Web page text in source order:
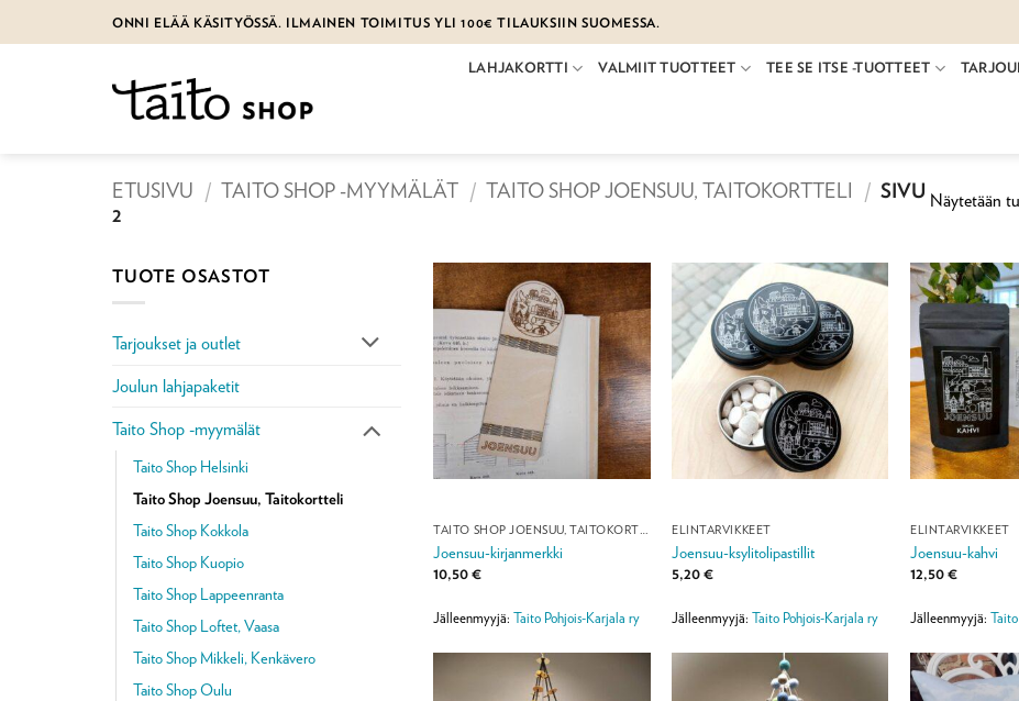
to
ONNI ELÄÄ KÄSITYÖSSÄ. ILMAINEN TOIMITUS YLI 100€ TILAUKSIIN SUOMESSA.
LAHJAKORTTI VALMIIT TUOTTEET TEE SE ITSE -TUOTTEET
ETUSIVU / TAITO SHOP -MYYMÄLÄT / TAITO SHOP JOENSUU, TAITOKORTTELI / SIVU
2
Näytetään
TUOTE OSASTOT
Tarjoukset ja outlet
Joulun lahjapaketit
Taito Shop -myymälät
Taito Shop Helsinki
Taito Shop Joensuu, Taitokortteli
Taito Shop Kokkola
Taito Shop Kuopio
Taito Shop Lappeenranta
Taito Shop Loftet, Vaasa
Taito Shop Mikkeli, Kenkävero
Taito Shop Oulu
TAITO SHOP JOENSUU, TAITOKORTTELI
Joensuu-kirjanmerkki
10,50€
Jälleenmyyjä:Taito Pohjois-Karjala ry
ELINTARVIKKEET
Joensuu-ksylitolipastillit
5,20€
Jälleenmyyjä:Taito Pohjois-Karjala ry
ELINTARVIKKEET
Joensuu-kahvi
12,50€
Jälleenmyyjä: